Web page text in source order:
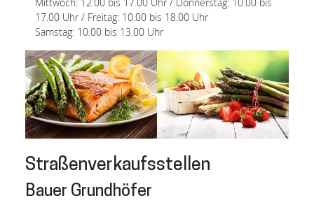
Mittwoch: 12.00 bis 17.00 Uhr / Donnerstag: 10.00 bis
17.00 Uhr / Freitag: 10.00 bis 18.00 Uhr
Samstag: 10.00 bis 13.00 Uhr
Straßenverkaufsstellen
Bauer Grundhöfer